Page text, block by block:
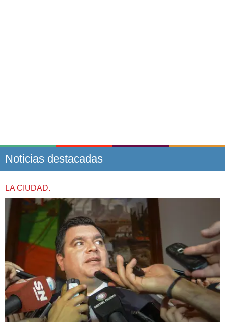
Noticias destacadas
LA CIUDAD.